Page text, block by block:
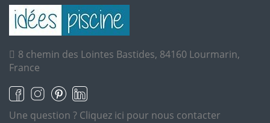
8 chemin des Lointes Bastides, 84160 Lourmarin,
France
Une question ? Cliquez ici pour nous contacter